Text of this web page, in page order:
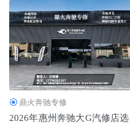
鼎火奔驰专修
2026年惠州奔驰大G汽修店选
南 2026-06-30